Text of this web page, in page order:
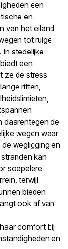
een
en
van het eiland
tot ruige
In stedelijke
een
ze de stress
ritten,
daarentegen de
wegen waar
wegligging en
kan
soepelere
terwijl
bieden
ook af van
comfort bij
en